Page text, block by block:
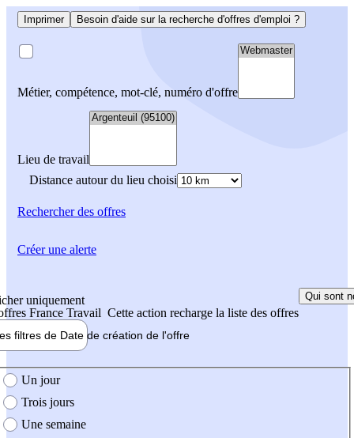
Imprimer Besoin d'aide sur la recherche d'offres d'emploi ?
Métier, compétence, mot-clé, numéro d'offre
Lieu de travail
Distance autour du lieu choisi
Rechercherdes offres
uniquement
France Travail Cette action recharge la liste des offres
Qui sont
filtres de Date de création de l'offre
création de l'offre
Un jour
Trois jours
Une semaine
Créer une alerte